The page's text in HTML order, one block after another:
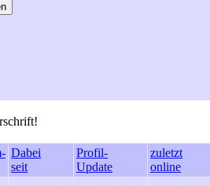
Dabei
seit
Profil-
Update
zuletzt
online